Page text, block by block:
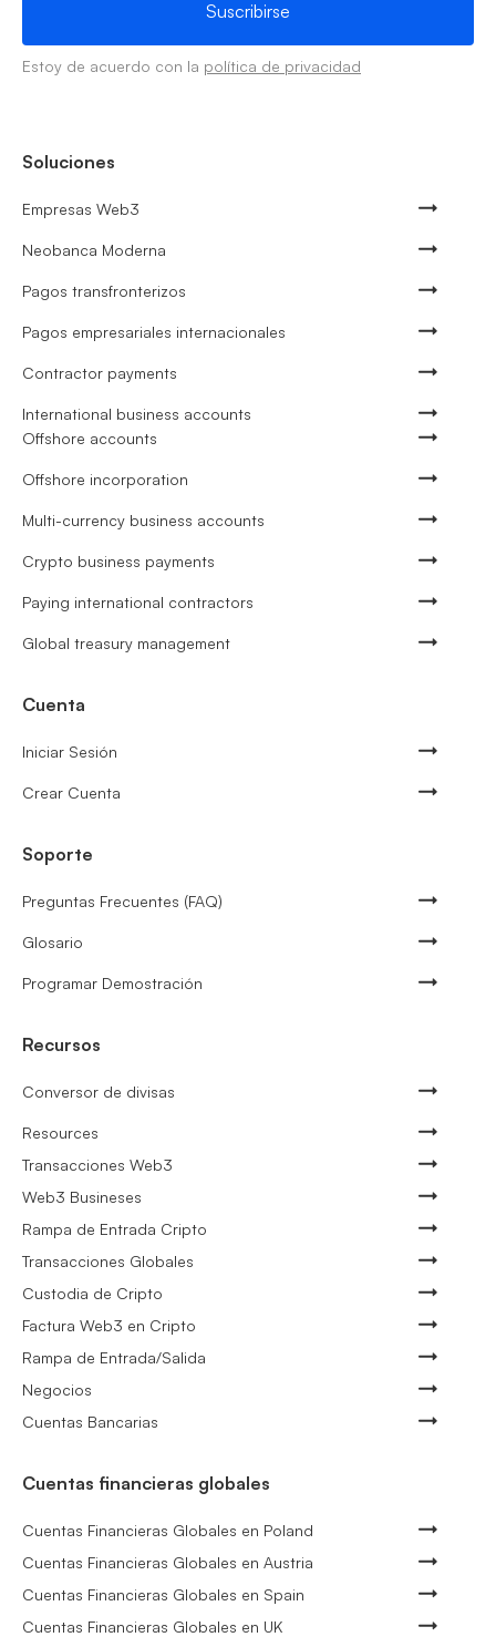
Estoy de acuerdo con la política de privacidad
Soluciones
Empresas Web3
Neobanca Moderna
Pagos transfronterizos
Pagos empresariales internacionales
Contractor payments
International business accounts
Offshore accounts
Offshore incorporation
Multi-currency business accounts
Crypto business payments
Paying international contractors
Global treasury management
Cuenta
Iniciar Sesión
Crear Cuenta
Soporte
Preguntas Frecuentes (FAQ)
Glosario
Programar Demostración
Recursos
Conversor de divisas
Resources
Transacciones Web3
Web3 Busineses
Rampa de Entrada Cripto
Transacciones Globales
Custodia de Cripto
Factura Web3 en Cripto
Rampa de Entrada/Salida
Negocios
Cuentas Bancarias
Cuentas financieras globales
Cuentas Financieras Globales en Poland
Cuentas Financieras Globales en Austria
Cuentas Financieras Globales en Spain
Cuentas Financieras Globales en UK